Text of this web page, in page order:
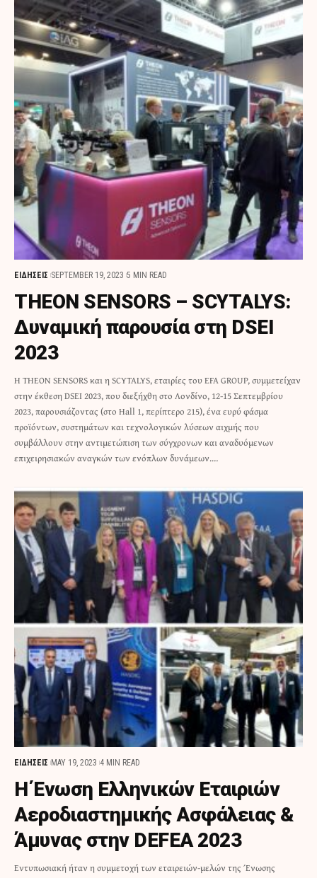
ΕΙΔΗΣΕΙΣ SEPTEMBER 19, 2023 5 MIN READ
THEON SENSORS – SCYTALYS:
Δυναμική παρουσία στη DSEI
2023
Η THEON SENSORS και η SCYTALYS, εταιρίες του EFA GROUP, συμμετείχαν
στην έκθεση DSEI 2023, που διεξήχθη στο Λονδίνο, 12-15 Σεπτεμβρίου
2023, παρουσιάζοντας (στο Hall 1, περίπτερο 215), ένα ευρύ φάσμα
προϊόντων, συστημάτων και τεχνολογικών λύσεων αιχμής που
συμβάλλουν στην αντιμετώπιση των σύγχρονων και αναδυόμενων
επιχειρησιακών αναγκών των ενόπλων δυνάμεων.…
ΕΙΔΗΣΕΙΣ MAY 19, 2023 4 MIN READ
Η Ένωση Ελληνικών Εταιριών
Αεροδιαστημικής Ασφάλειας &
Άμυνας στην DEFEA 2023
Εντυπωσιακή ήταν η συμμετοχή των εταιρειών-μελών της Ένωσης